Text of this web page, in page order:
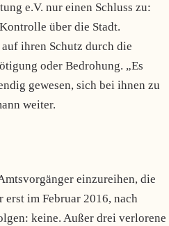
e.V. nur einen Schluss zu:
über die Stadt.
ihren Schutz durch die
oder Bedrohung. „Es
gewesen, sich bei ihnen zu
weiter.
einzureihen, die
im Februar 2016, nach
keine. Außer drei verlorene